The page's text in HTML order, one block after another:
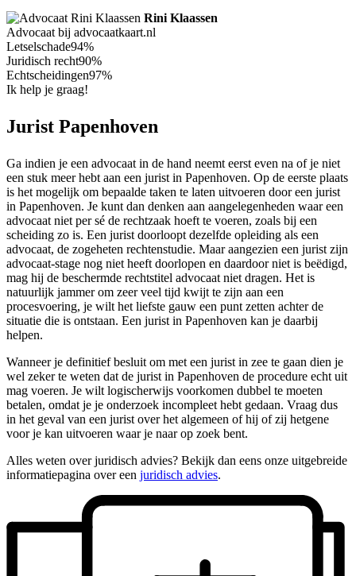
Rini Klaassen
Advocaat bij advocaatkaart.nl
Letselschade94%
Juridisch recht90%
Echtscheidingen97%
Ik help je graag!
Jurist Papenhoven
Ga indien je een advocaat in de hand neemt eerst even na of je niet
een stuk meer hebt aan een jurist in Papenhoven. Op de eerste plaats
is het mogelijk om bepaalde taken te laten uitvoeren door een jurist
in Papenhoven. Je kunt dan denken aan aangelegenheden waar een
advocaat niet per sé de rechtzaak hoeft te voeren, zoals bij een
scheiding zo is. Een jurist doorloopt dezelfde opleiding als een
advocaat, de zogeheten rechtenstudie. Maar aangezien een jurist zijn
advocaat-stage nog niet heeft doorlopen en daardoor niet is beëdigd,
mag hij de beschermde rechtstitel advocaat niet dragen. Het is
natuurlijk jammer om zeer veel tijd kwijt te zijn aan een
procesvoering, je wilt het liefste gauw een punt zetten achter de
situatie die is ontstaan. Een jurist in Papenhoven kan je daarbij
helpen.
Wanneer je definitief besluit om met een jurist in zee te gaan dien je
wel zeker te weten dat de jurist in Papenhoven de procedure echt uit
mag voeren. Je wilt logischerwijs voorkomen dubbel te moeten
betalen, omdat je je onderzoek incompleet hebt gedaan. Vraag dus
in het geval van een jurist over het algemeen of hij of zij hetgene
voor je kan uitvoeren waar je naar op zoek bent.
Alles weten over juridisch advies? Bekijk dan eens onze uitgebreide
informatiepagina over een juridisch advies.